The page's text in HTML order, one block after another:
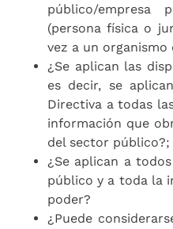
público/empresa
(persona física o
vez a un
¿Se aplican las
es decir, se
Directiva a todas
información que
del sector público?;
¿Se aplican a
público y a toda la
poder?
¿Puede